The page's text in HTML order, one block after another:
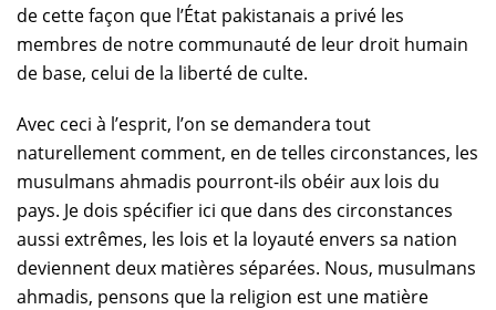
de cette façon que l’État pakistanais a privé les
membres de notre communauté de leur droit humain
de base, celui de la liberté de culte.
Avec ceci à l’esprit, l’on se demandera tout
naturellement comment, en de telles circonstances, les
musulmans ahmadis pourront-ils obéir aux lois du
pays. Je dois spécifier ici que dans des circonstances
aussi extrêmes, les lois et la loyauté envers sa nation
deviennent deux matières séparées. Nous, musulmans
ahmadis, pensons que la religion est une matière